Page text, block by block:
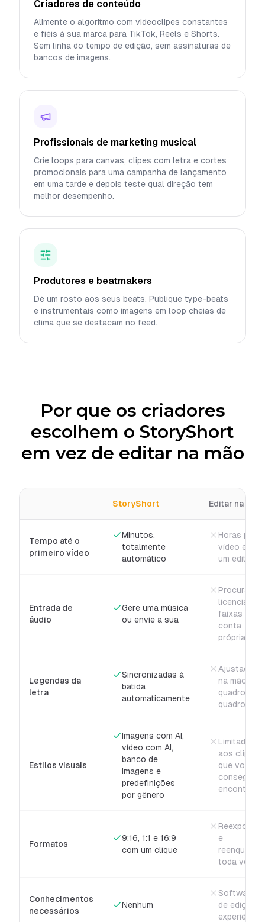
Criadores de conteúdo
Alimente o algoritmo com videoclipes constantes
e fiéis à sua marca para TikTok, Reels e Shorts.
Sem linha do tempo de edição, sem assinaturas de
bancos de imagens.
Profissionais de marketing musical
Crie loops para canvas, clipes com letra e cortes
promocionais para uma campanha de lançamento
em uma tarde e depois teste qual direção tem
melhor desempenho.
Produtores e beatmakers
Dê um rosto aos seus beats. Publique type-beats
e instrumentais como imagens em loop cheias de
clima que se destacam no feed.
Por que os criadores
escolhem o StoryShort
em vez de editar na mão
StoryShort Editar na mão
Tempo até o
primeiro vídeo
Minutos,
totalmente
automático
Horas por
vídeo em
um editor
Entrada de
áudio
Gere uma música
ou envie a sua
Procurar e
licenciar as
faixas por
conta
própria
Legendas da
letra
Sincronizadas à
batida
automaticamente
Ajustadas
na mão,
quadro a
quadro
Estilos visuais
Imagens com AI,
vídeo com AI,
banco de
imagens e
predefinições
por gênero
Limitado
aos clipes
que você
conseguir
encontrar
Formatos
9:16, 1:1 e 16:9
com um clique
Reexportar
e
reenquadrar
toda vez
Conhecimentos
necessários
Nenhum
Software
de edição e
experiência